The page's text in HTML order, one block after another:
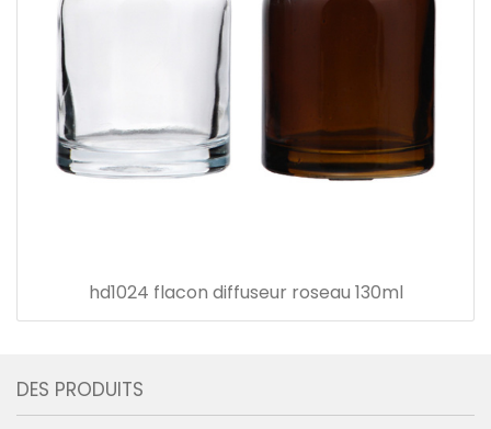
hd1024 flacon diffuseur roseau 130ml
DES PRODUITS